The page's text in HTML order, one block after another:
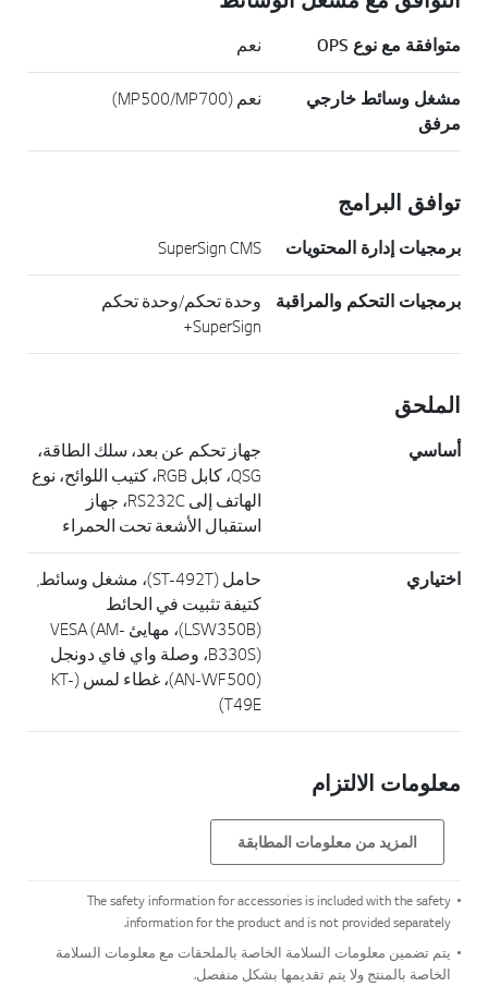
متوافقة مع نوع OPS نعم
مشغل وسائط خارجي
مرفق
نعم (MP500/MP700)
توافق البرامج
برمجيات إدارة المحتويات SuperSign CMS
برمجيات التحكم والمراقبة
وحدة تحكم/وحدة تحكم
SuperSign+
الملحق
أساسي
جهاز تحكم عن بعد، سلك الطاقة،
QSG، كابل RGB، كتيب اللوائح، نوع
الهاتف إلى RS232C، جهاز
استقبال الأشعة تحت الحمراء
اختياري
حامل (ST-492T)، مشغل وسائط,
كتيفة تثبيت في الحائط
(LSW350B)، مهايئ VESA (AM-
B330S)، وصلة واي فاي دونجل
(AN-WF500)، غطاء لمس (KT-
T49E)
معلومات الالتزام
المزيد من معلومات المطابقة
The safety information for accessories is included with the safety
information for the product and is not provided separately.
يتم تضمين معلومات السلامة الخاصة بالملحقات مع معلومات السلامة
الخاصة بالمنتج ولا يتم تقديمها بشكل منفصل.